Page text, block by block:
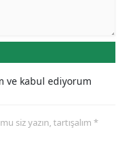
ve kabul ediyorum
siz yazın, tartışalım *